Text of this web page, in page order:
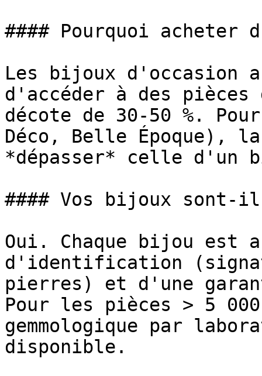
#### Pourquoi acheter
Les bijoux d'occasion
d'accéder à des pièces
décote de 30-50 %.
Déco, Belle Époque),
*dépasser* celle d'un
#### Vos bijoux sont-
Oui. Chaque bijou est
d'identification
pierres) et d'une
Pour les pièces > 5
gemmologique par
disponible.